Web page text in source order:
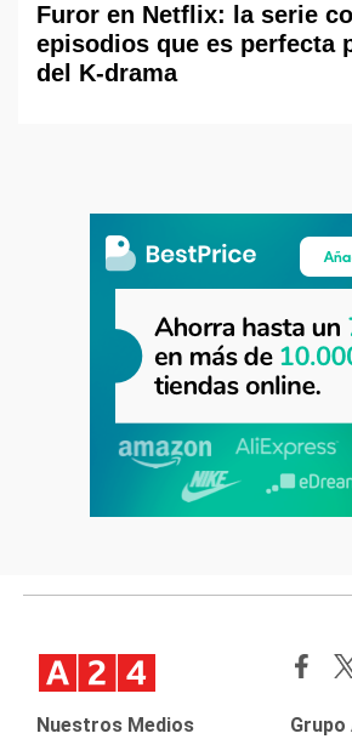
Furor en Netflix: la serie
episodios que es perfecta
del K-drama
Nuestros Medios